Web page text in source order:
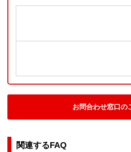
お問合わせ窓口の
関連するFAQ